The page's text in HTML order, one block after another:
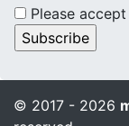
Please
© 2017 - 2026